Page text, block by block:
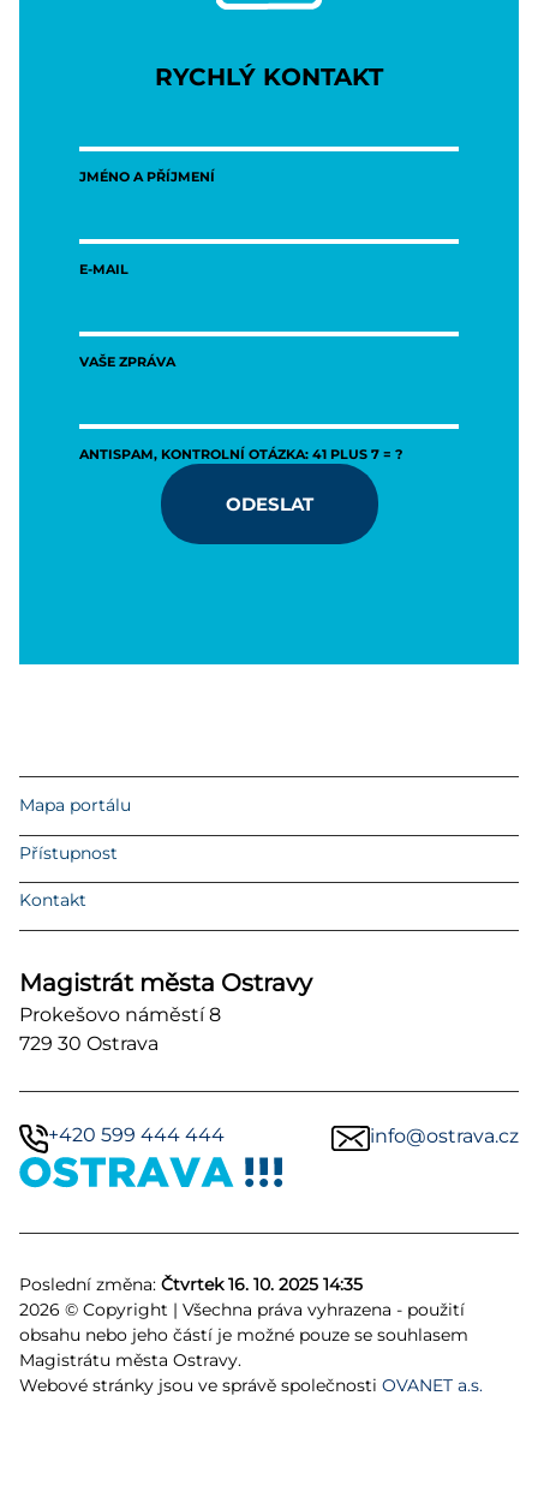
RYCHLÝ KONTAKT
JMÉNO A PŘÍJMENÍ
E-MAIL
VAŠE ZPRÁVA
ANTISPAM, KONTROLNÍ OTÁZKA: 41 PLUS 7 = ?
ODESLAT
Mapa portálu
Přístupnost
Kontakt
Magistrát města Ostravy
Prokešovo náměstí 8
729 30 Ostrava
+420 599 444 444 info@ostrava.cz
Poslední změna: Čtvrtek 16. 10. 2025 14:35
2026 © Copyright | Všechna práva vyhrazena - použití
obsahu nebo jeho částí je možné pouze se souhlasem
Magistrátu města Ostravy.
Webové stránky jsou ve správě společnosti OVANET a.s.